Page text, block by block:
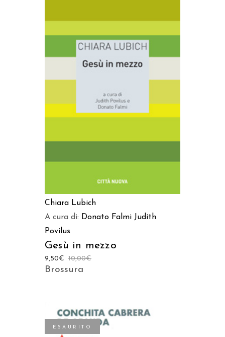
Chiara Lubich
A cura di: Donato Falmi Judith
Povilus
Gesù in mezzo
10,00€
9,50€
Brossura
ESAURITO